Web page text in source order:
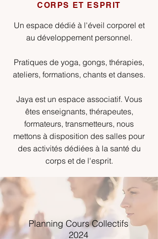
CORPS ET ESPRIT
Un espace dédié à l'éveil corporel et
au développement personnel.
Pratiques de yoga, gongs, thérapies,
ateliers, formations, chants et danses.
Jaya est un espace associatif. Vous
êtes enseignants, thérapeutes,
formateurs, transmetteurs, nous
mettons à disposition des salles pour
des activités dédiées à la santé du
corps et de l'esprit.
Planning Cours Collectifs
2024